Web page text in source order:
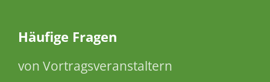
Häufige Fragen
von Vortragsveranstaltern